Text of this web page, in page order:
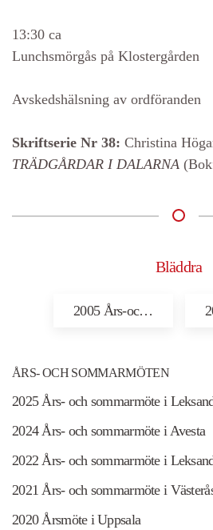
13:30 ca
Lunchsmörgås på Klostergården
Avskedshälsning av ordföranden
Skriftserie Nr 38: Christina
TRÄDGÅRDAR I DALARNA
Bläddra
2005 Års-oc…
ÅRS- OCH SOMMARMÖTEN
2025 Års- och sommarmöte i
2024 Års- och sommarmöte i Avesta
2022 Års- och sommarmöte i
2021 Års- och sommarmöte i
2020 Årsmöte i Uppsala